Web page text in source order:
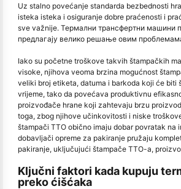
Uz stalno povećanje standarda bezbednosti
isteka isteka i osiguranje dobre praćenosti i
sve važnije. Термални трансфертни машини
предлагају велико решање овим
Iako su početne troškove takvih štampačkih
visoke, njihova veoma brzina mogućnost
veliki broj etiketa, datuma i barkoda koji će biti
vrijeme, tako da povećava produktivnu
proizvođače hrane koji zahtevaju brzu
toga, zbog njihove učinkovitosti i niske
štampači TTO obično imaju dobar povratak na
dobavljači opreme za pakiranje pružaju
pakiranje, uključujući štampače TTO-a,
Ključni faktori kada kupuju
preko ćišćaka